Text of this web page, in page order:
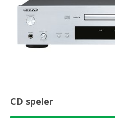
CD speler